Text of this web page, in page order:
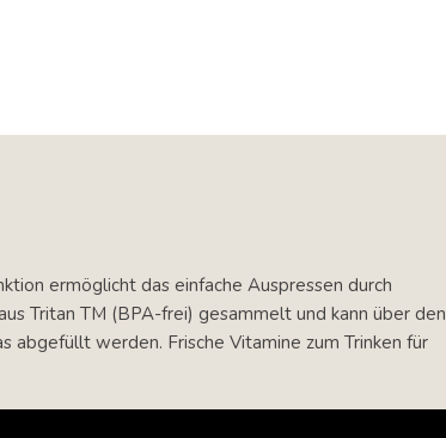
ermöglicht das einfache Auspressen durch
Tritan TM (BPA-frei) gesammelt und kann über den
abgefüllt werden. Frische Vitamine zum Trinken für